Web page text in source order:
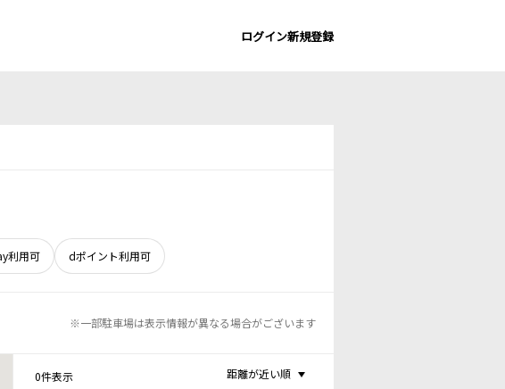
ログイン新規登録
利用可 dポイント利用可
※一部駐車場は表示情報が異なる場合がございます
0件表示 距離が近い順